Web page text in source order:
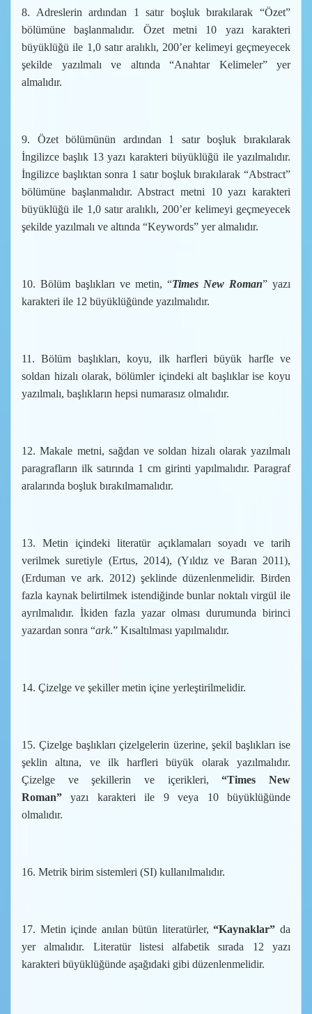
8. Adreslerin ardından 1 satır boşluk bırakılarak “Özet”
bölümüne başlanmalıdır. Özet metni 10 yazı karakteri
büyüklüğü ile 1,0 satır aralıklı, 200’er kelimeyi geçmeyecek
şekilde yazılmalı ve altında “Anahtar Kelimeler” yer
almalıdır.
9. Özet bölümünün ardından 1 satır boşluk bırakılarak
İngilizce başlık 13 yazı karakteri büyüklüğü ile yazılmalıdır.
İngilizce başlıktan sonra 1 satır boşluk bırakılarak “Abstract”
bölümüne başlanmalıdır. Abstract metni 10 yazı karakteri
büyüklüğü ile 1,0 satır aralıklı, 200’er kelimeyi geçmeyecek
şekilde yazılmalı ve altında “Keywords” yer almalıdır.
10. Bölüm başlıkları ve metin, “Times New Roman” yazı
karakteri ile 12 büyüklüğünde yazılmalıdır.
11. Bölüm başlıkları, koyu, ilk harfleri büyük harfle ve
soldan hizalı olarak, bölümler içindeki alt başlıklar ise koyu
yazılmalı, başlıkların hepsi numarasız olmalıdır.
12. Makale metni, sağdan ve soldan hizalı olarak yazılmalı
paragrafların ilk satırında 1 cm girinti yapılmalıdır. Paragraf
aralarında boşluk bırakılmamalıdır.
13. Metin içindeki literatür açıklamaları soyadı ve tarih
verilmek suretiyle (Ertus, 2014), (Yıldız ve Baran 2011),
(Erduman ve ark. 2012) şeklinde düzenlenmelidir. Birden
fazla kaynak belirtilmek istendiğinde bunlar noktalı virgül ile
ayrılmalıdır. İkiden fazla yazar olması durumunda birinci
yazardan sonra “ark.” Kısaltılması yapılmalıdır.
14. Çizelge ve şekiller metin içine yerleştirilmelidir.
15. Çizelge başlıkları çizelgelerin üzerine, şekil başlıkları ise
şeklin altına, ve ilk harfleri büyük olarak yazılmalıdır.
Çizelge ve şekillerin ve içerikleri,“Times New
Roman”yazı karakteri ile 9 veya 10 büyüklüğünde
olmalıdır.
16. Metrik birim sistemleri (SI) kullanılmalıdır.
17. Metin içinde anılan bütün literatürler,“Kaynaklar”da
yer almalıdır. Literatür listesi alfabetik sırada 12 yazı
karakteri büyüklüğünde aşağıdaki gibi düzenlenmelidir.